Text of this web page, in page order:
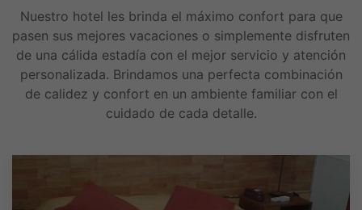
Nuestro hotel les brinda el máximo confort para que
pasen sus mejores vacaciones o simplemente disfruten
de una cálida estadía con el mejor servicio y atención
personalizada. Brindamos una perfecta combinación
de calidez y confort en un ambiente familiar con el
cuidado de cada detalle.